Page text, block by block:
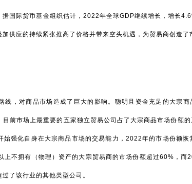
据国际货币基金组织估计，2022年全球GDP继续增长，增长
供应的持续紧张推高了价格并带来空头机遇，为贸易商创造了
线，对商品市场造成了巨大的影响。聪明且资金充足的大宗商
前市场上最重要的五家独立贸易公司占了大宗商品市场份额
始强化自身在大宗商品市场的交易能力，2022年的市场份额恢
上不拥有（物理）资产的大宗贸易商的市场份额超过60%，而
了该行业的其他类型公司。